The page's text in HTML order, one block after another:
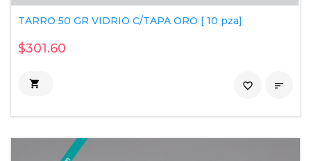
TARRO 50 GR VIDRIO C/TAPA ORO [ 10 pza]
$301.60
 
favorite_border